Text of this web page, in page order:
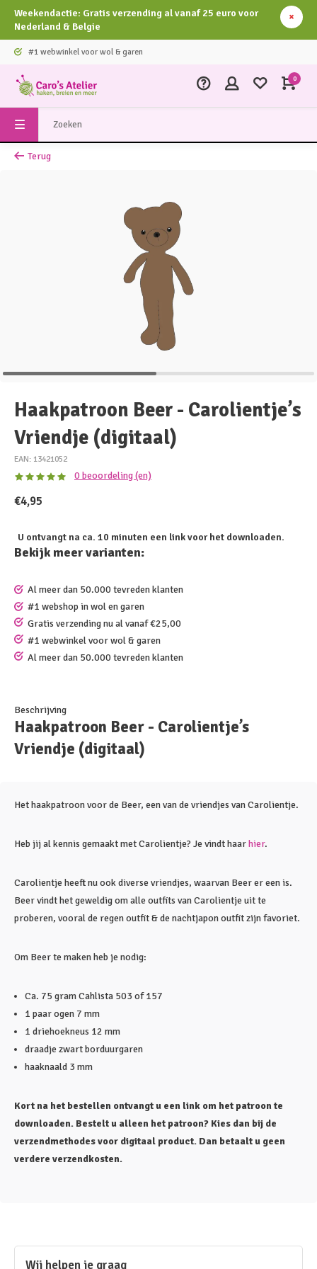
Weekendactie: Gratis verzending al vanaf 25 euro voor
Nederland & Belgie
#1 webwinkel voor wol & garen
0
Terug
Haakpatroon Beer - Carolientje’s
Vriendje (digitaal)
EAN: 13421052
0 beoordeling (en)
€4,95
U ontvangt na ca. 10 minuten een link voor het downloaden.
Bekijk meer varianten:
Al meer dan 50.000 tevreden klanten
#1 webshop in wol en garen
Gratis verzending nu al vanaf €25,00
#1 webwinkel voor wol & garen
Al meer dan 50.000 tevreden klanten
Beschrijving
Haakpatroon Beer - Carolientje’s
Vriendje (digitaal)
Het haakpatroon voor de Beer, een van de vriendjes van Carolientje.
Heb jij al kennis gemaakt met Carolientje? Je vindt haarhier.
Carolientje heeft nu ook diverse vriendjes, waarvan Beer er een is.
Beer vindt het geweldig om alle outfits van Carolientje uit te
proberen, vooral de regen outfit & de nachtjapon outfit zijn favoriet.
Om Beer te maken heb je nodig:
Ca. 75 gram Cahlista 503 of 157
1 paar ogen 7 mm
1 driehoekneus 12 mm
draadje zwart borduurgaren
haaknaald 3 mm
Kort na het bestellen ontvangt u een link om het patroon te
downloaden. Bestelt u alleen het patroon? Kies dan bij de
verzendmethodes voor digitaal product. Dan betaalt u geen
verdere verzendkosten.
Wij helpen je graag